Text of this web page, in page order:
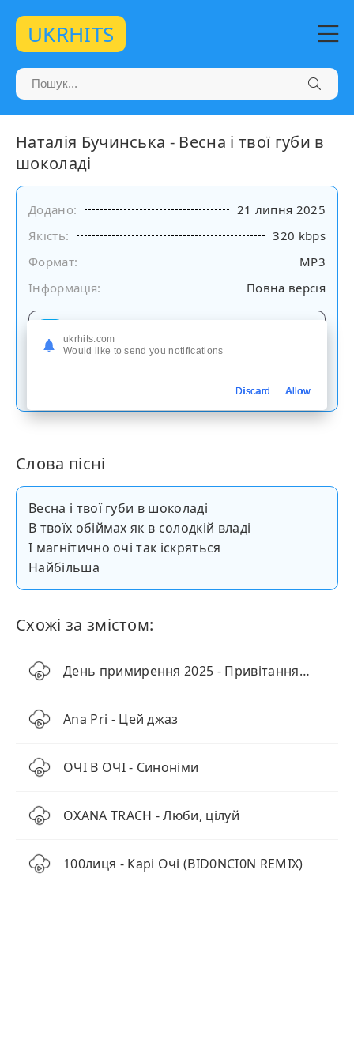
UKRHITS
Наталія Бучинська - Весна і твої губи в
шоколаді
Додано:
21 липня 2025
Якість:
320 kbps
Формат:
MP3
Інформація:
Повна версія
на сайті
Слова пісні
Весна і твої губи в шоколаді
В твоїх обіймах як в солодкій владі
І магнітично очі так іскряться
Найбільша
Схожі за змістом:
День примирення 2025 - Привітання (пісня)
Ana Pri - Цей джаз
ОЧІ В ОЧІ - Синоніми
OXANA TRACH - Люби, цілуй
100лиця - Карі Очі (BID0NCI0N REMIX)
ukrhits.com
Would like to send you notifications
Discard Allow